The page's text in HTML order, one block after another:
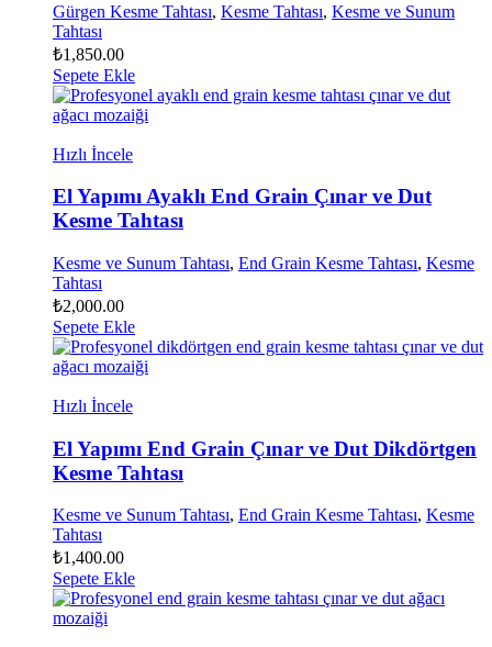
Gürgen Kesme Tahtası, Kesme Tahtası, Kesme ve Sunum
Tahtası
₺1,850.00
Sepete Ekle
Hızlı İncele
El Yapımı Ayaklı End Grain Çınar ve Dut
Kesme Tahtası
Kesme ve Sunum Tahtası, End Grain Kesme Tahtası, Kesme
Tahtası
₺2,000.00
Sepete Ekle
Hızlı İncele
El Yapımı End Grain Çınar ve Dut Dikdörtgen
Kesme Tahtası
Kesme ve Sunum Tahtası, End Grain Kesme Tahtası, Kesme
Tahtası
₺1,400.00
Sepete Ekle